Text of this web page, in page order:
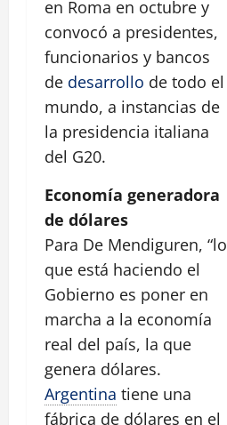
en Roma en octubre y
convocó a presidentes,
funcionarios y bancos
de desarrollo de todo el
mundo, a instancias de
la presidencia italiana
del G20.
Economía generadora
de dólares
Para De Mendiguren, “lo
que está haciendo el
Gobierno es poner en
marcha a la economía
real del país, la que
genera dólares.
Argentina tiene una
fábrica de dólares en el